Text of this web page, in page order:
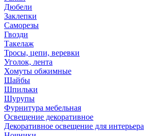
Дюбели
Заклепки
Саморезы
Гвозди
Такелаж
Тросы, цепи, веревки
Уголок, лента
Хомуты обжимные
Шайбы
Шпильки
Шурупы
Фурнитура мебельная
Освещение декоративное
Декоративное освещение для интерьера